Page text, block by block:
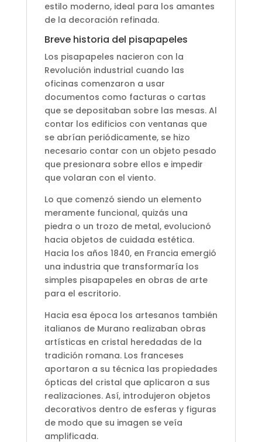
estilo moderno, ideal para los amantes
de la decoración refinada.
Breve historia del pisapapeles
Los pisapapeles nacieron con la
Revolución industrial cuando las
oficinas comenzaron a usar
documentos como facturas o cartas
que se depositaban sobre las mesas. Al
contar los edificios con ventanas que
se abrían periódicamente, se hizo
necesario contar con un objeto pesado
que presionara sobre ellos e impedir
que volaran con el viento.
Lo que comenzó siendo un elemento
meramente funcional, quizás una
piedra o un trozo de metal, evolucionó
hacia objetos de cuidada estética.
Hacia los años 1840, en Francia emergió
una industria que transformaría los
simples pisapapeles en obras de arte
para el escritorio.
Hacia esa época los artesanos también
italianos de Murano realizaban obras
artísticas en cristal heredadas de la
tradición romana. Los franceses
aportaron a su técnica las propiedades
ópticas del cristal que aplicaron a sus
realizaciones. Así, introdujeron objetos
decorativos dentro de esferas y figuras
de modo que su imagen se veía
amplificada.